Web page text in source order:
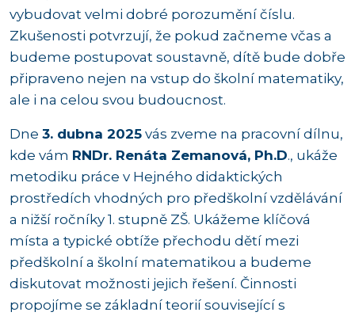
vybudovat velmi dobré porozumění číslu.
Zkušenosti potvrzují, že pokud začneme včas a
budeme postupovat soustavně, dítě bude dobře
připraveno nejen na vstup do školní matematiky,
ale i na celou svou budoucnost.
Dne 3. dubna 2025 vás zveme na pracovní dílnu,
kde vám RNDr. Renáta Zemanová, Ph.D., ukáže
metodiku práce v Hejného didaktických
prostředích vhodných pro předškolní vzdělávání
a nižší ročníky 1. stupně ZŠ. Ukážeme klíčová
místa a typické obtíže přechodu dětí mezi
předškolní a školní matematikou a budeme
diskutovat možnosti jejich řešení. Činnosti
propojíme se základní teorií související s